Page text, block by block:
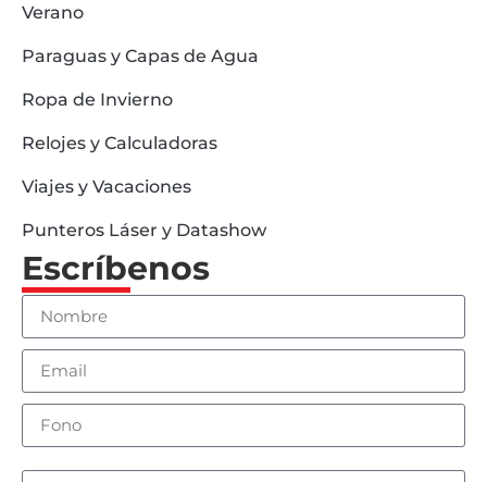
Verano
Paraguas y Capas de Agua
Ropa de Invierno
Relojes y Calculadoras
Viajes y Vacaciones
Punteros Láser y Datashow
Escríbenos